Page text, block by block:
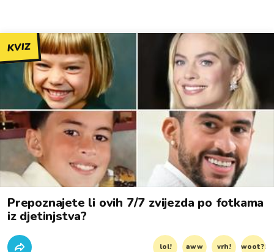
KVIZ
Prepoznajete li ovih 7/7 zvijezda po fotkama
iz djetinjstva?
lol! aww vrh! woot?!